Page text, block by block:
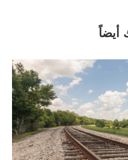
أيضاً